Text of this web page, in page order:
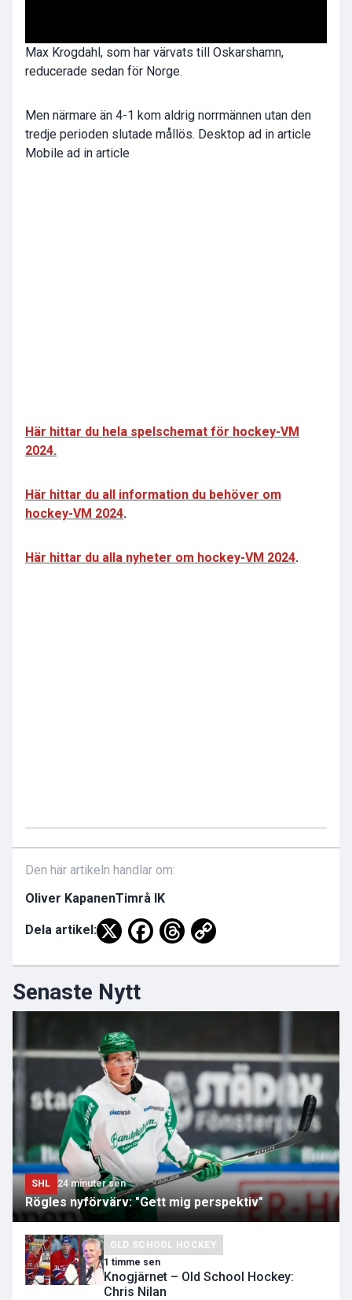
Max Krogdahl , som har värvats till Oskarshamn,
reducerade sedan för Norge.
Men närmare än 4-1 kom aldrig norrmännen utan den
tredje perioden slutade mållös. Desktop ad in article
Mobile ad in article
Här hittar du hela spelschemat för hockey-VM
2024.
Här hittar du all information du behöver om
hockey-VM 2024.
Här hittar du alla nyheter om hockey-VM 2024.
Den här artikeln handlar om:
Oliver KapanenTimrå IK
Dela artikel:
Senaste Nytt
SHL 24 minuter sen
Rögles nyförvärv: "Gett mig perspektiv"
OLD SCHOOL HOCKEY
1 timme sen
Knogjärnet – Old School Hockey:
Chris Nilan